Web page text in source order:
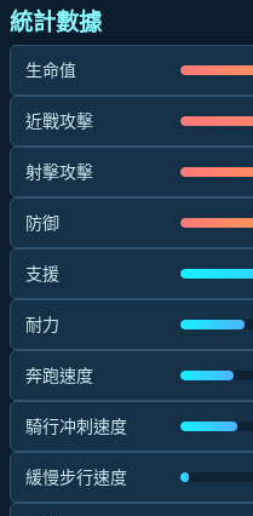
統計數據
生命值
近戰攻擊
射擊攻擊
防御
支援
耐力
奔跑速度
騎行冲刺速度
緩慢步行速度